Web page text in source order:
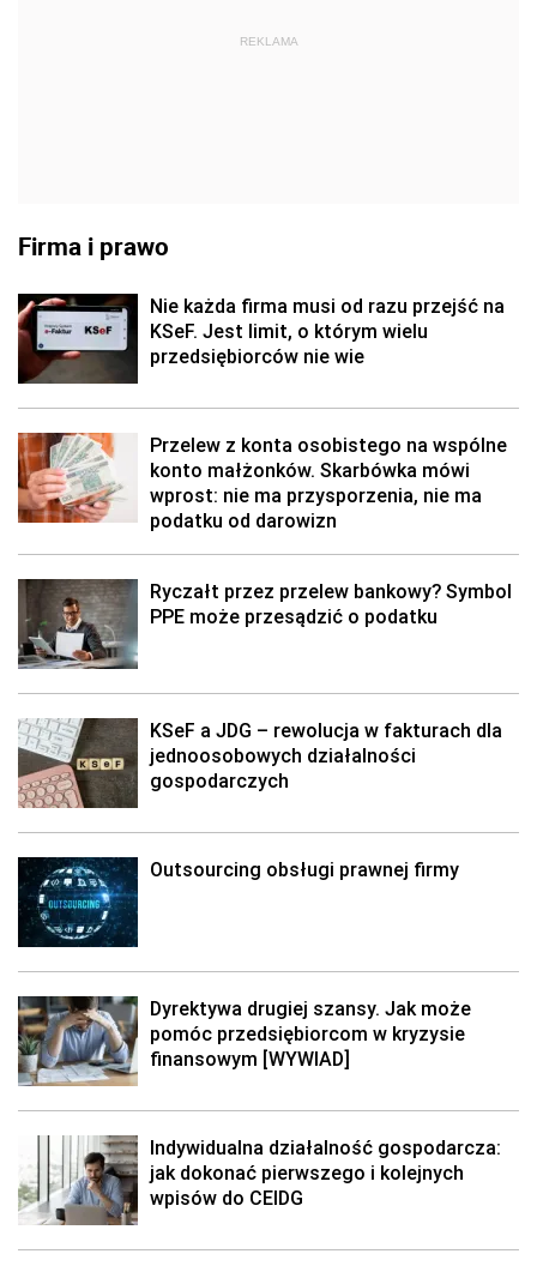
REKLAMA
Firma i prawo
Nie każda firma musi od razu przejść na
KSeF. Jest limit, o którym wielu
przedsiębiorców nie wie
Przelew z konta osobistego na wspólne
konto małżonków. Skarbówka mówi
wprost: nie ma przysporzenia, nie ma
podatku od darowizn
Ryczałt przez przelew bankowy? Symbol
PPE może przesądzić o podatku
KSeF a JDG – rewolucja w fakturach dla
jednoosobowych działalności
gospodarczych
Outsourcing obsługi prawnej firmy
Dyrektywa drugiej szansy. Jak może
pomóc przedsiębiorcom w kryzysie
finansowym [WYWIAD]
Indywidualna działalność gospodarcza:
jak dokonać pierwszego i kolejnych
wpisów do CEIDG